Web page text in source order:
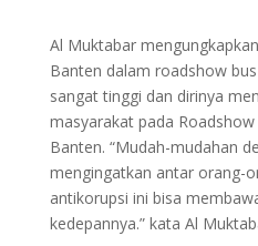
Al Muktabar
Banten dalam roadshow
sangat tinggi dan dirinya
masyarakat pada
Banten. “Mudah-mudahan
mengingatkan antar orang-
antikorupsi ini bisa
kedepannya.” kata Al